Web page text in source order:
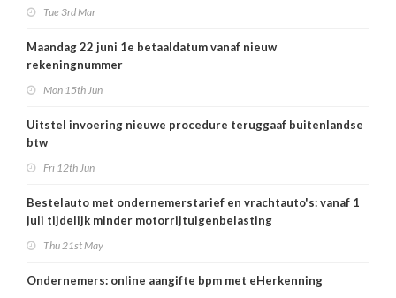
Tue 3rd Mar
Maandag 22 juni 1e betaaldatum vanaf nieuw
rekeningnummer
Mon 15th Jun
Uitstel invoering nieuwe procedure teruggaaf buitenlandse
btw
Fri 12th Jun
Bestelauto met ondernemerstarief en vrachtauto's: vanaf 1
juli tijdelijk minder motorrijtuigenbelasting
Thu 21st May
Ondernemers: online aangifte bpm met eHerkenning